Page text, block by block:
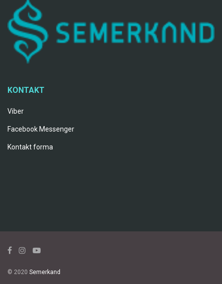
KONTAKT
Viber
Facebook Messenger
Kontakt forma
© 2020 Semerkand